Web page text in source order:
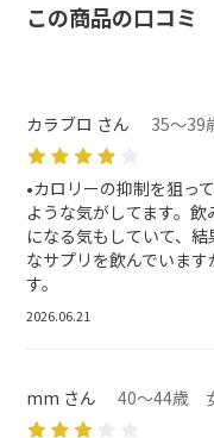
この商品の口コミ
カラブロ さん 35～
•カロリーの抑制を狙っ
ような気がしてます。
になる気もしていて、
なサプリを飲んでいま
す。
2026.06.21
mm さん 40～44歳